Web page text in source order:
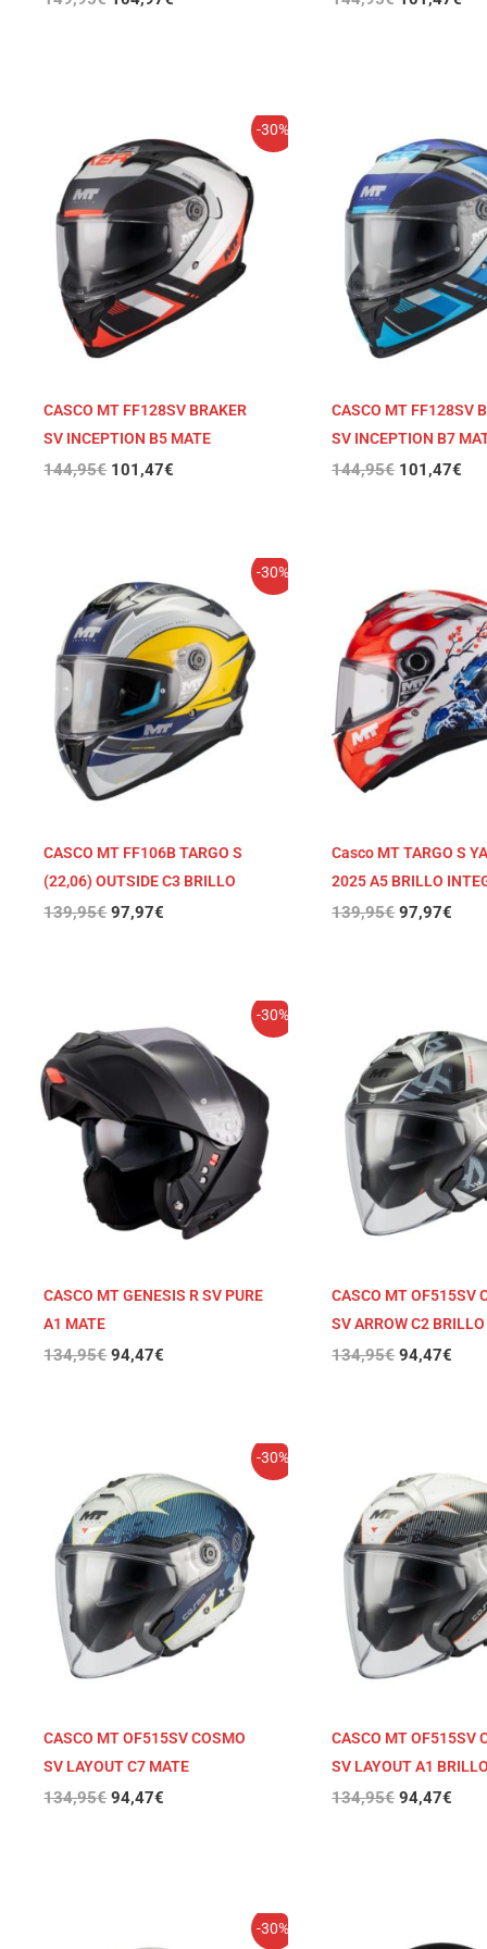
-30%
CASCO MT FF128SV BRAKER
SV INCEPTION B5 MATE
144,95€
precio
original
era:
144,95€.
101,47€
precio
actual
es:
101,47€.
CASCO MT FF128SV
SV INCEPTION B7
144,95€
precio
original
era:
144,95€.
101,47€
es:
-30%
CASCO MT FF106B TARGO S
(22,06) OUTSIDE C3 BRILLO
139,95€
precio
original
era:
139,95€.
97,97€
precio
actual
es:
97,97€.
Casco MT TARGO S
2025 A5 BRILLO
139,95€
precio
original
era:
139,95€.
97,97€
precio
es:
-30%
CASCO MT GENESIS R SV PURE
A1 MATE
134,95€
precio
original
94,47€
precio
actual
es:
94,47€.
CASCO MT OF515SV
SV ARROW C2 BRILLO
134,95€
precio
original
era:
134,95€.
94,47€
precio
es:
-30%
CASCO MT OF515SV COSMO
SV LAYOUT C7 MATE
134,95€
precio
original
era:
134,95€.
94,47€
precio
actual
es:
94,47€.
CASCO MT OF515SV
SV LAYOUT A1 BRILLO
134,95€
precio
original
era:
134,95€.
94,47€
precio
es:
-30%
precio
precio precio